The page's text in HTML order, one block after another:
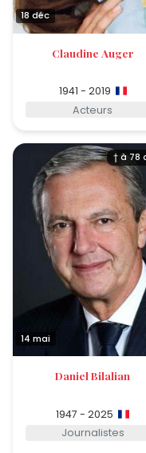
18 déc
Claudine Auger
1941 - 2019
Acteurs
† à 78
14 mai
Daniel Bilalian
1947 - 2025
Journalistes